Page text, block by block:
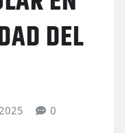
DEL
0